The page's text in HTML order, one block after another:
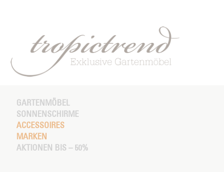
GARTENMÖBEL
SONNENSCHIRME
ACCESSOIRES
MARKEN
AKTIONEN BIS – 50%